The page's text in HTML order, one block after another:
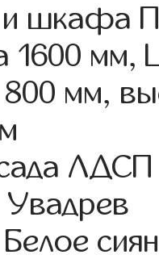
шкафа
1600
800 мм,
ЛДСП